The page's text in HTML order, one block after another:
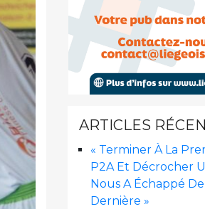
ARTICLES
« Terminer À La
P2A Et Décrocher
Nous A Échappé
Dernière »